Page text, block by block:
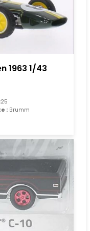
1963 1/43
25
: Brumm